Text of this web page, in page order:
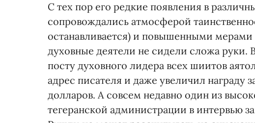
С тех пор его редкие появления в
сопровождались атмосферой
останавливается) и повышенными мерами
духовные деятели не сидели сложа
посту духовного лидера всех шиитов
адрес писателя и даже увеличил награду
долларов. А совсем недавно один из
тегеранской администрации в интервью